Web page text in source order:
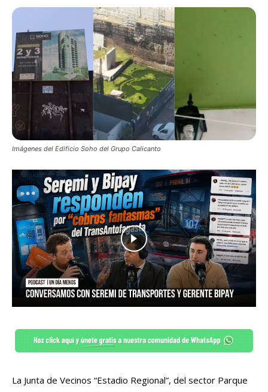
Imágenes del Edificio Soho del Grupo Calicanto
La Junta de Vecinos “Estadio Regional”, del sector Parque